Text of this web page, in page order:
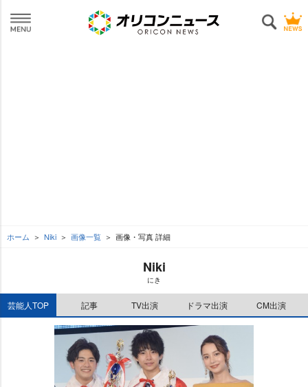
ホーム Niki 画像一覧 画像・写真 詳細
Niki
にき
芸能人TOP 記事 TV出演 ドラマ出演 CM出演